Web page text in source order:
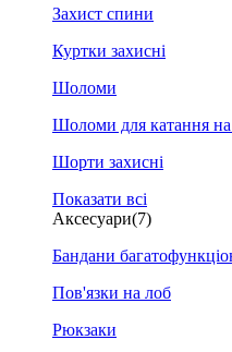
Захист спини
Куртки захисні
Шоломи
Шоломи для катання на
Шорти захисні
Показати всі
Аксесуари(7)
Бандани
Пов'язки на лоб
Рюкзаки